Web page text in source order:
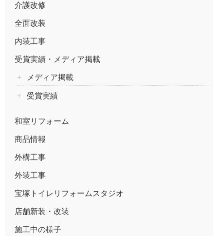
介護改修
全面改装
内装工事
受賞実績・メディア掲載
メディア掲載
受賞実績
和室リフォーム
商品情報
外構工事
外装工事
宝塚トイレリフォームスタジオ
店舗新装・改装
施工中の様子